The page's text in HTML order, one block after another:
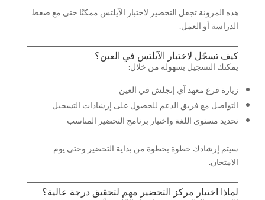
هذه المرونة تجعل التحضير لاختبار الآيلتس ممكنًا حتى مع ضغط
الدراسة أو العمل.
كيف تسجّل لاختبار الآيلتس في العين؟
يمكنك التسجيل بسهولة من خلال:
زيارة فرع معهد آي إنجلش في العين
التواصل مع فريق الدعم للحصول على إرشادات التسجيل
تحديد مستوى اللغة واختيار برنامج التحضير المناسب
سيتم إرشادك خطوة بخطوة من بداية التحضير وحتى يوم
الامتحان.
لماذا اختيار مركز التحضير مهم لتحقيق درجة عالية؟